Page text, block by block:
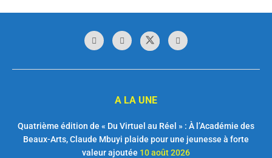
A LA UNE
Quatrième édition de « Du Virtuel au Réel » : À l’Académie des
Beaux-Arts, Claude Mbuyi plaide pour une jeunesse à forte
valeur ajoutée 10 août 2026